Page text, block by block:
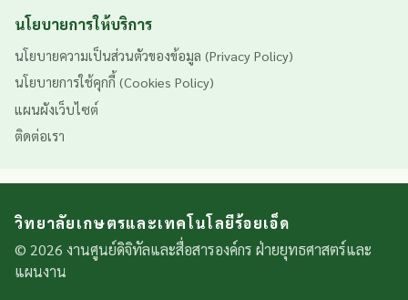
นโยบายการให้บริการ
นโยบายความเป็นส่วนตัวของข้อมูล (Privacy Policy)
นโยบายการใช้คุกกี้ (Cookies Policy)
แผนผังเว็บไซต์
ติดต่อเรา
วิทยาลัยเกษตรและเทคโนโลยีร้อยเอ็ด
© 2026 งานศูนย์ดิจิทัลและสื่อสารองค์กร ฝ่ายยุทธศาสตร์และ
แผนงาน